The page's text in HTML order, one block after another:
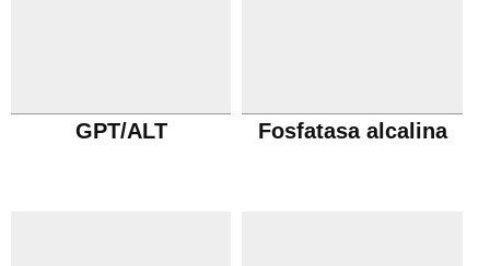
GPT/ALT Fosfatasa alcalina